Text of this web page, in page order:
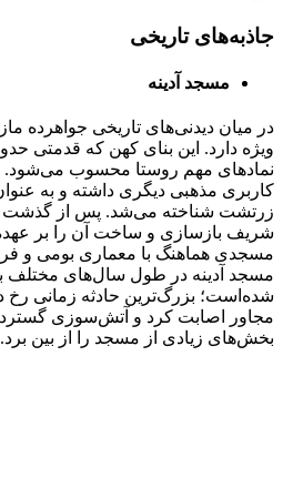
جاذبه‌های تاریخی
مسجد آدینه
در میان دیدنی‌های تاریخی جواهرده
ویژه دارد. این بنای کهن که قدمتی
نمادهای مهم روستا محسوب می‌شود.
کاربری مذهبی دیگری داشته و به
زرتشت شناخته می‌شد. پس از گذشت
شریف بازسازی و ساخت آن را بر
مسجدی هماهنگ با معماری بومی و
مسجد آدینه در طول سال‌های مختلف
شده‌است؛ بزرگ‌ترین حادثه زمانی
مجاور اصابت کرد و آتش‌سوزی
بخش‌های زیادی از مسجد را از بین برد.